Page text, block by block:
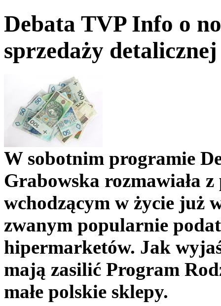
Debata TVP Info o
sprzedaży detalicznej
W sobotnim programie
Grabowska rozmawiała
wchodzącym w życie już
zwanym popularnie
hipermarketów. Jak
mają zasilić Program
małe polskie sklepy.